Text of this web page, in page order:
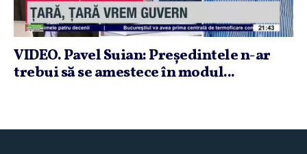
VIDEO. Pavel Suian: Preşedintele n-ar
trebui să se amestece în modul...